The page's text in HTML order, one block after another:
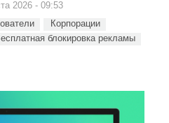
2026 - 09:53
Корпорации
блокировка рекламы